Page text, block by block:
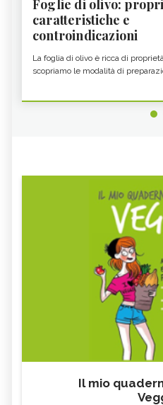
Foglie di olivo:
caratteristiche e
controindicazioni
La foglia di olivo è ricca di
scopriamo le modalità di
Il mio